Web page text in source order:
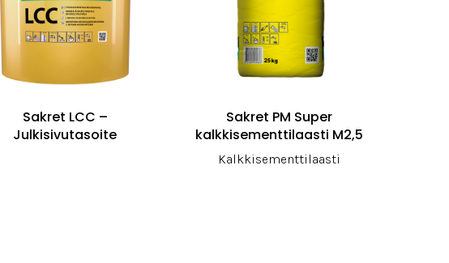
Sakret LCC –
Julkisivutasoite
Sakret PM Super
kalkkisementtilaasti M2,5
Kalkkisementtilaasti